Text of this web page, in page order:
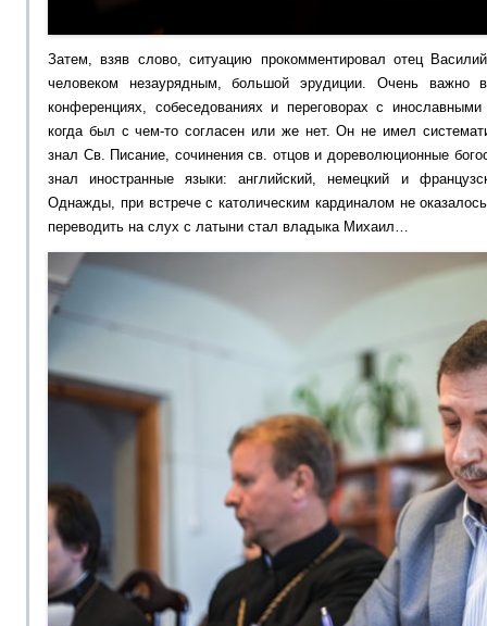
Затем, взяв слово, ситуацию прокомментировал отец
человеком незаурядным, большой эрудиции. Очень важно
конференциях, собеседованиях и переговорах с
когда был с чем-то согласен или же нет. Он не имел
знал Св. Писание, сочинения св. отцов и дореволюционные
знал иностранные языки: английский, немецкий и
Однажды, при встрече с католическим кардиналом не
переводить на слух с латыни стал владыка Михаил…